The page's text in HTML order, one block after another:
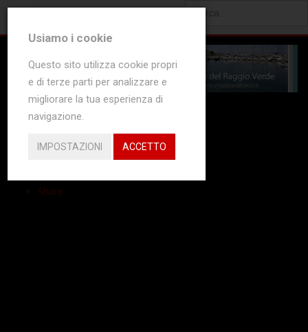
Type 2 or more characters
for results.
Share
Tweet
Share
Share
Usiamo i cookie
Questo sito utilizza cookie propri
e di terze parti per analizzare e
migliorare la tua esperienza di
navigazione.
IMPOSTAZIONI ACCETTO